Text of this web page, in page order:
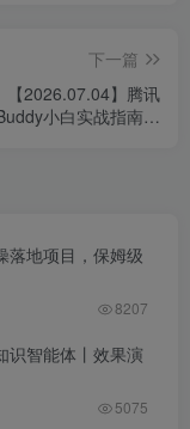
下一篇
【2026.07.04】腾讯
小白实战指南：
落地项目，保姆级
8207
识智能体丨效果演
5075